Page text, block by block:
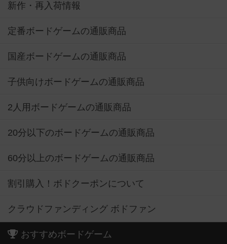
新作・再入荷情報
定番ボードゲームの通販商品
国産ボードゲームの通販商品
子供向けボードゲームの通販商品
2人用ボードゲームの通販商品
20分以下のボードゲームの通販商品
60分以上のボードゲームの通販商品
割引購入！ボドクーポンについて
クラウドファンディング ボドファン
おすすめボードゲーム